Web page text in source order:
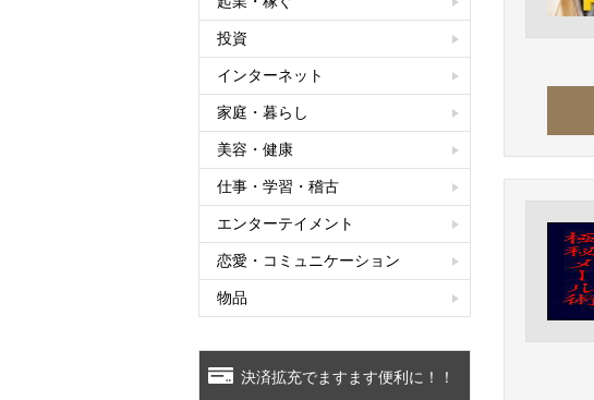
投資
インターネット
家庭・暮らし
美容・健康
仕事・学習・稽古
エンターテイメント
恋愛・コミュニケーション
物品
決済拡充でますます便利に！！